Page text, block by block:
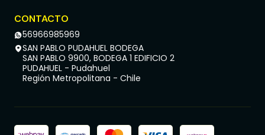
CONTACTO
56966985969
SAN PABLO PUDAHUEL BODEGA
SAN PABLO 9900, BODEGA 1 EDIFICIO 2
PUDAHUEL - Pudahuel
Región Metropolitana - Chile